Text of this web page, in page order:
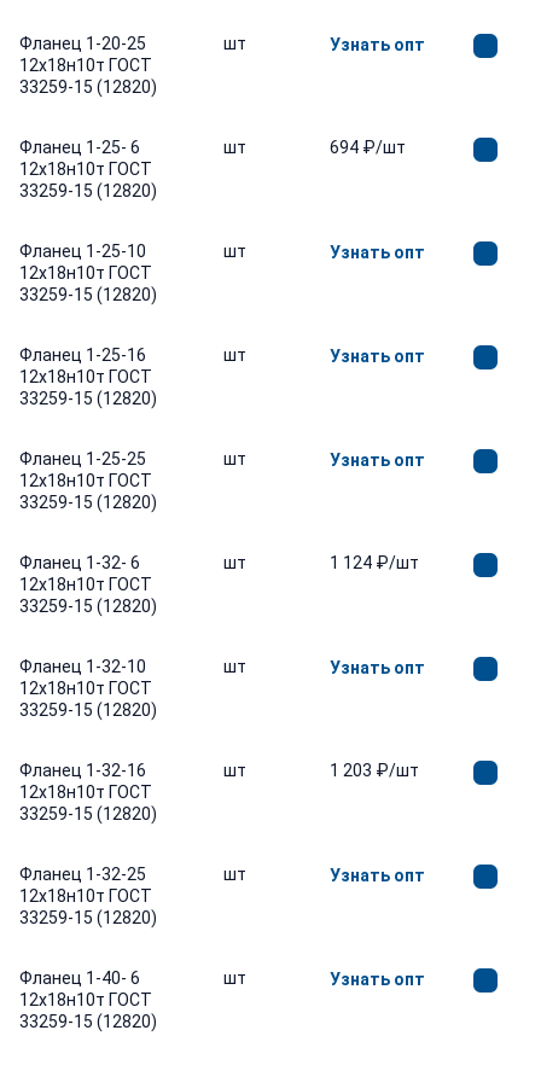
Фланец 1-20-25
12х18н10т ГОСТ
33259-15 (12820)
шт Узнать опт
Фланец 1-25- 6
12х18н10т ГОСТ
33259-15 (12820)
шт 694 ₽/шт
Фланец 1-25-10
12х18н10т ГОСТ
33259-15 (12820)
шт Узнать опт
Фланец 1-25-16
12х18н10т ГОСТ
33259-15 (12820)
шт Узнать опт
Фланец 1-25-25
12х18н10т ГОСТ
33259-15 (12820)
шт Узнать опт
Фланец 1-32- 6
12х18н10т ГОСТ
33259-15 (12820)
шт 1 124 ₽/шт
Фланец 1-32-10
12х18н10т ГОСТ
33259-15 (12820)
шт Узнать опт
Фланец 1-32-16
12х18н10т ГОСТ
33259-15 (12820)
шт 1 203 ₽/шт
Фланец 1-32-25
12х18н10т ГОСТ
33259-15 (12820)
шт Узнать опт
Фланец 1-40- 6
12х18н10т ГОСТ
33259-15 (12820)
шт Узнать опт